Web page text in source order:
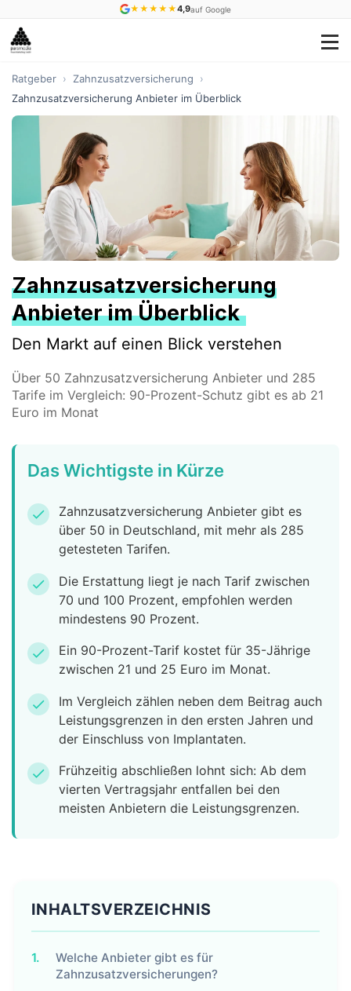
★ ★ ★ ★ ★4,9auf Google
Ratgeber › Zahnzusatzversicherung
›
Zahnzusatzversicherung Anbieter im Überblick
Zahnzusatzversicherung
Anbieter im Überblick
Den Markt auf einen Blick verstehen
Über 50 Zahnzusatzversicherung Anbieter und 285
Tarife im Vergleich: 90-Prozent-Schutz gibt es ab 21
Euro im Monat
Das Wichtigste in Kürze
check
Zahnzusatzversicherung Anbieter gibt es
über 50 in Deutschland, mit mehr als 285
getesteten Tarifen.
check
Die Erstattung liegt je nach Tarif zwischen
70 und 100 Prozent, empfohlen werden
mindestens 90 Prozent.
check
Ein 90-Prozent-Tarif kostet für 35-Jährige
zwischen 21 und 25 Euro im Monat.
check
Im Vergleich zählen neben dem Beitrag auch
Leistungsgrenzen in den ersten Jahren und
der Einschluss von Implantaten.
check
Frühzeitig abschließen lohnt sich: Ab dem
vierten Vertragsjahr entfallen bei den
meisten Anbietern die Leistungsgrenzen.
INHALTSVERZEICHNIS
1.
Welche Anbieter gibt es für
Zahnzusatzversicherungen?